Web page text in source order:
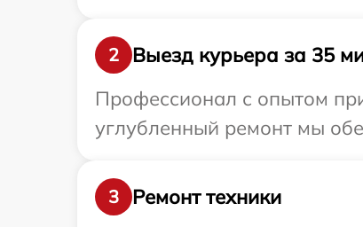
2
Выезд курьера за 35
Профессионал с опытом
углубленный ремонт мы
3
Ремонт техники